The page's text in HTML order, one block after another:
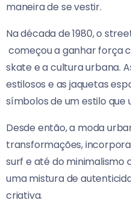
maneira de se vestir.
Na década de 1980, o
começou a ganhar força
skate e a cultura urbana.
estilosos e as jaquetas
símbolos de um estilo que
Desde então, a moda
transformações,
surf e até do minimalismo
uma mistura de
criativa.